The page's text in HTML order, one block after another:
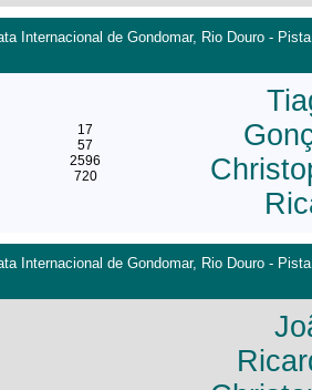
Internacional de Gondomar, Rio Douro -
17
57
2596
720
Internacional de Gondomar, Rio Douro -